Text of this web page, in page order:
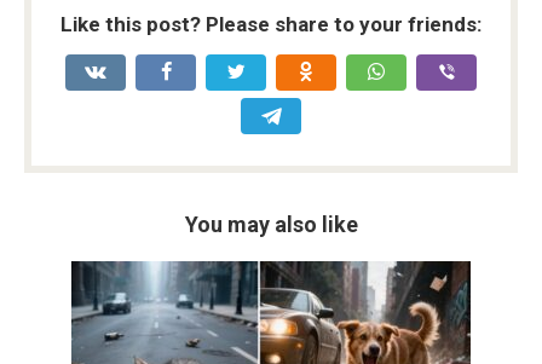
Like this post? Please share to your friends:
You may also like